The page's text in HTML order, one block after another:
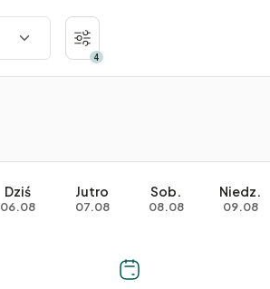
4
Dziś
06.08
Jutro
07.08
Sob.
08.08
Niedz.
09.08